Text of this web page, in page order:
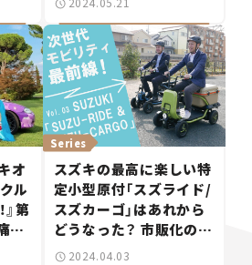
オ
ル
第
！
スズキの最高に楽しい特
定小型原付「スズライド/
スズカーゴ」はあれから
どうなった？ 市販化の可
能性を訊いてみた！【次世
Series
2024.04.03